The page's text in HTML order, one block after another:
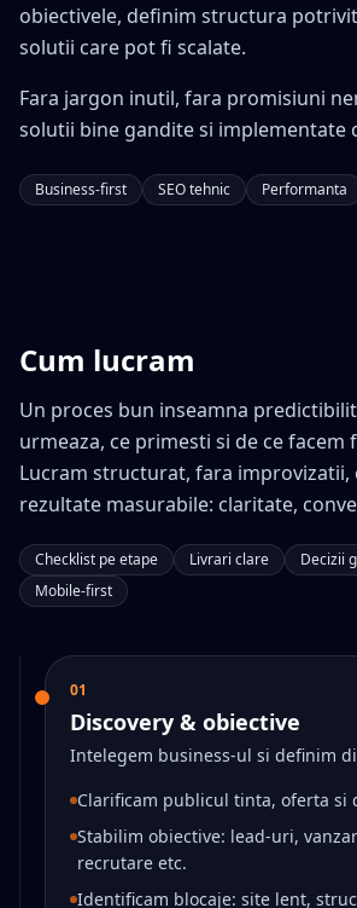
obiectivele, definim structura
solutii care pot fi scalate.
Fara jargon inutil, fara promisiuni
solutii bine gandite si implementate
Business-first SEO tehnic Performanta
Cum lucram
Un proces bun inseamna
urmeaza, ce primesti si de ce facem
Lucram structurat, fara improvizatii,
rezultate masurabile: claritate,
Checklist pe etape Livrari clare
Decizii
Mobile-first
01
Discovery & obiective
Intelegem business-ul si definim
Clarificam publicul tinta, oferta si
Stabilim obiective: lead-uri,
recrutare etc.
Identificam blocaje: site lent,